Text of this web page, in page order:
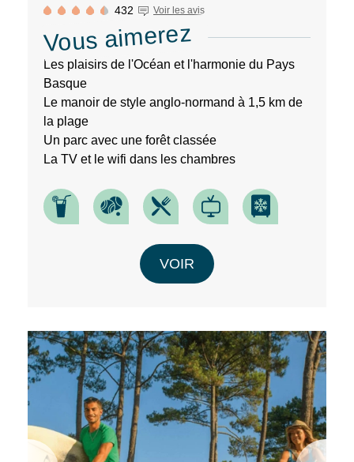
432 Voir les avis
Vous aimerez
Les plaisirs de l'Océan et l'harmonie du Pays
Basque
Le manoir de style anglo-normand à 1,5 km de
la plage
Un parc avec une forêt classée
La TV et le wifi dans les chambres
VOIR
adresse
En
renseignant
votre
adresse
vous
acceptez
pouvez
vous
désinscrire
à
moment
à
l’aide